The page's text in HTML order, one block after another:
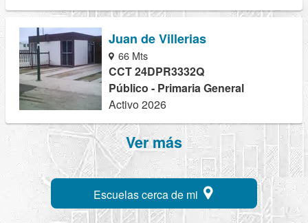
Juan de Villerias
66 Mts
CCT 24DPR3332Q
Público - Primaria General
Activo 2026
Ver más
Escuelas cerca de mi